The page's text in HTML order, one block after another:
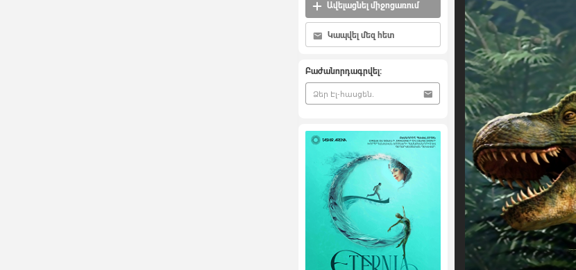
Ավելացնել միջոցառում
Կապվել մեզ հետ
Բաժանորդագրվել: